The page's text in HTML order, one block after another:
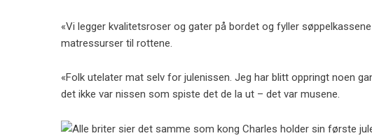
«Vi legger kvalitetsroser og gater på bordet og fyller
matressurser til rottene.
«Folk utelater mat selv for julenissen. Jeg har blitt oppringt noen
det ikke var nissen som spiste det de la ut – det var musene.